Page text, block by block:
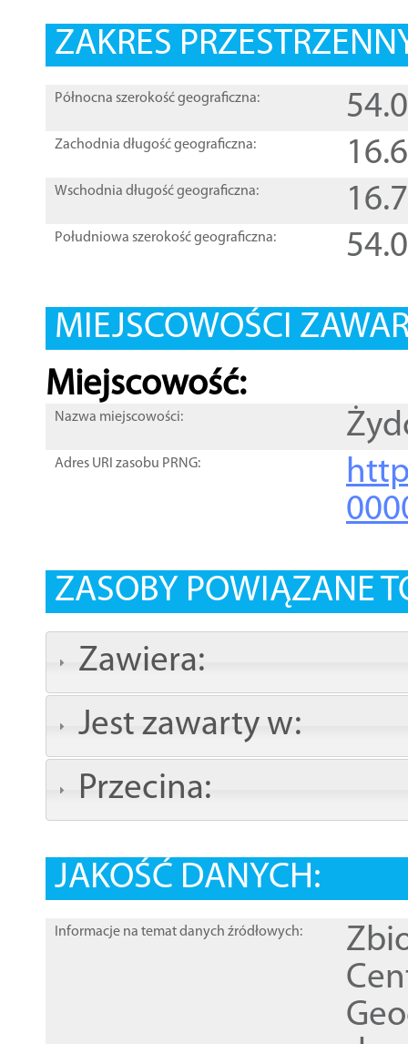
ZAKRES
Północna szerokość geograficzna:
Zachodnia długość geograficzna:
Wschodnia długość geograficzna:
Południowa szerokość geograficzna:
MIEJSCOWOŚCI
Miejscowość:
Nazwa miejscowości:
Adres URI zasobu PRNG:
ZASOBY POWIĄZANE
Zawiera:
Jest zawarty w:
Przecina:
JAKOŚĆ DANYCH:
Informacje na temat danych źródłowych: